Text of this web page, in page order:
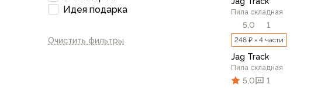
Комбинезоны, изотермики
Толстовки, худи
Идея подарка
Очистить фильтры
Пила складная
5,0 1
248 ₽ × 4 части
Jag Track
Пила складная
5,0 1